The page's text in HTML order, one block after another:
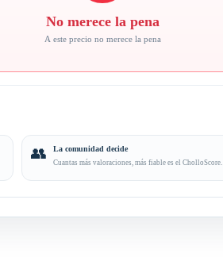
No merece la pena
A este precio no merece la pena
👥 La comunidad decide
Cuantas más valoraciones, más fiable es el CholloScore.